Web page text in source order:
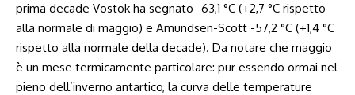
prima decade Vostok ha segnato -63,1 °C (+2,7 °C rispetto
alla normale di maggio) e Amundsen-Scott -57,2 °C (+1,4 °C
rispetto alla normale della decade). Da notare che maggio
è un mese termicamente particolare: pur essendo ormai nel
pieno dell’inverno antartico, la curva delle temperature